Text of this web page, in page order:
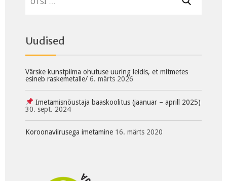
Uudised
Värske kunstpiima ohutuse uuring leidis, et mitmetes
esineb raskemetalle/ 6. märts 2026
Imetamisnõustaja baaskoolitus (jaanuar – aprill 2025)
30. sept. 2024
Koroonaviirusega imetamine 16. märts 2020